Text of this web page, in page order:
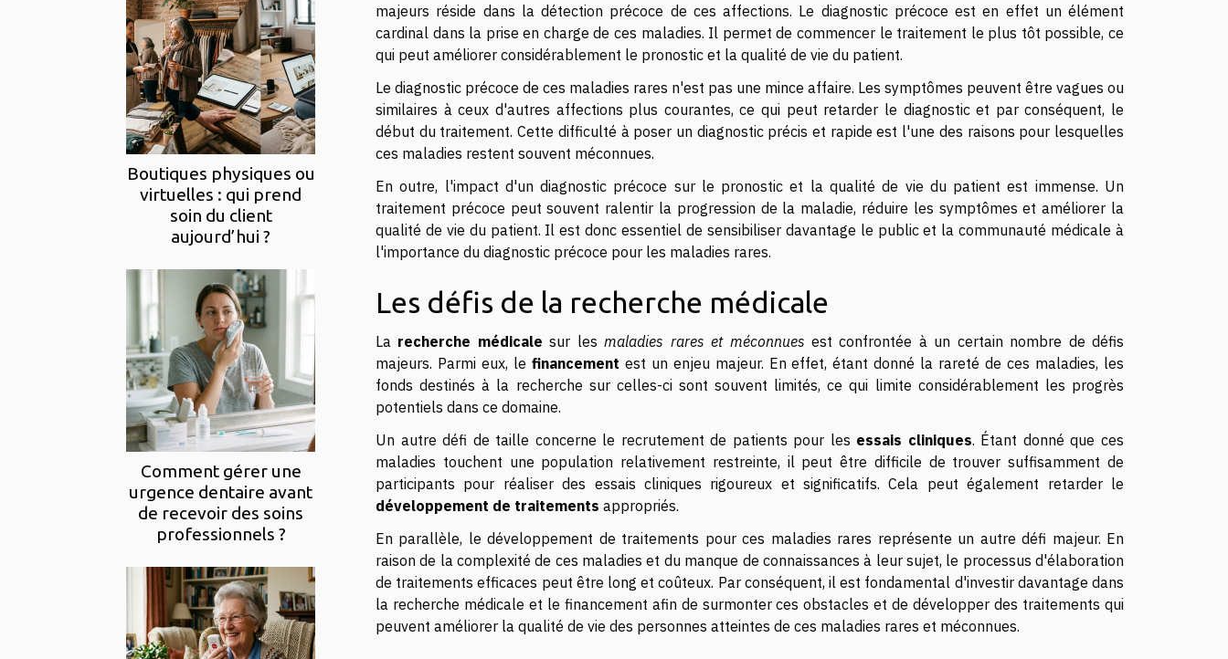
Boutiques physiques ou
virtuelles : qui prend
soin du client
aujourd’hui ?
Comment gérer une
urgence dentaire avant
de recevoir des soins
professionnels ?
majeurs réside dans la détection précoce de ces affections. Le diagnostic précoce est en effet un élément
cardinal dans la prise en charge de ces maladies. Il permet de commencer le traitement le plus tôt possible, ce
qui peut améliorer considérablement le pronostic et la qualité de vie du patient.
Le diagnostic précoce de ces maladies rares n'est pas une mince affaire. Les symptômes peuvent être vagues ou
similaires à ceux d'autres affections plus courantes, ce qui peut retarder le diagnostic et par conséquent, le
début du traitement. Cette difficulté à poser un diagnostic précis et rapide est l'une des raisons pour lesquelles
ces maladies restent souvent méconnues.
En outre, l'impact d'un diagnostic précoce sur le pronostic et la qualité de vie du patient est immense. Un
traitement précoce peut souvent ralentir la progression de la maladie, réduire les symptômes et améliorer la
qualité de vie du patient. Il est donc essentiel de sensibiliser davantage le public et la communauté médicale à
l'importance du diagnostic précoce pour les maladies rares.
Les défis de la recherche médicale
La recherche médicale sur lesmaladies rares et méconnues est confrontée à un certain nombre de défis
majeurs. Parmi eux, le financement est un enjeu majeur. En effet, étant donné la rareté de ces maladies, les
fonds destinés à la recherche sur celles-ci sont souvent limités, ce qui limite considérablement les progrès
potentiels dans ce domaine.
Un autre défi de taille concerne le recrutement de patients pour les essais cliniques. Étant donné que ces
maladies touchent une population relativement restreinte, il peut être difficile de trouver suffisamment de
participants pour réaliser des essais cliniques rigoureux et significatifs. Cela peut également retarder le
développement de traitements appropriés.
En parallèle, le développement de traitements pour ces maladies rares représente un autre défi majeur. En
raison de la complexité de ces maladies et du manque de connaissances à leur sujet, le processus d'élaboration
de traitements efficaces peut être long et coûteux. Par conséquent, il est fondamental d'investir davantage dans
la recherche médicale et le financement afin de surmonter ces obstacles et de développer des traitements qui
peuvent améliorer la qualité de vie des personnes atteintes de ces maladies rares et méconnues.